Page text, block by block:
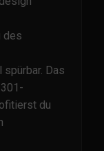
des
Das
du